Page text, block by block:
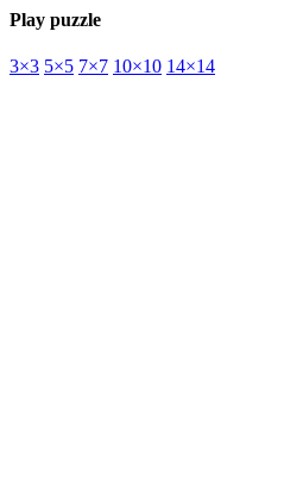
Play puzzle
3×3 5×5 7×7 10×10 14×14